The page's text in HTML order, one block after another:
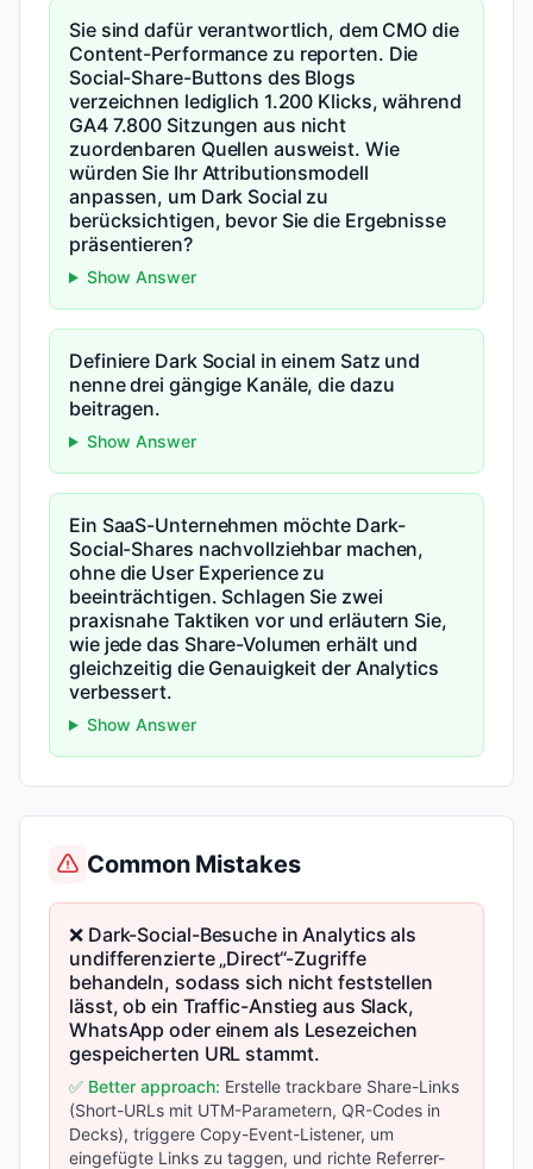
Sie sind dafür verantwortlich, dem CMO die
Content-Performance zu reporten. Die
Social-Share-Buttons des Blogs
verzeichnen lediglich 1.200 Klicks, während
GA4 7.800 Sitzungen aus nicht
zuordenbaren Quellen ausweist. Wie
würden Sie Ihr Attributionsmodell
anpassen, um Dark Social zu
berücksichtigen, bevor Sie die Ergebnisse
präsentieren?
Show Answer
Definiere Dark Social in einem Satz und
nenne drei gängige Kanäle, die dazu
beitragen.
Show Answer
Ein SaaS-Unternehmen möchte Dark-
Social-Shares nachvollziehbar machen,
ohne die User Experience zu
beeinträchtigen. Schlagen Sie zwei
praxisnahe Taktiken vor und erläutern Sie,
wie jede das Share-Volumen erhält und
gleichzeitig die Genauigkeit der Analytics
verbessert.
Show Answer
Common Mistakes
❌ Dark-Social-Besuche in Analytics als
undifferenzierte „Direct“-Zugriffe
behandeln, sodass sich nicht feststellen
lässt, ob ein Traffic-Anstieg aus Slack,
WhatsApp oder einem als Lesezeichen
gespeicherten URL stammt.
✅ Better approach: Erstelle trackbare Share-Links
(Short-URLs mit UTM-Parametern, QR-Codes in
Decks), triggere Copy-Event-Listener, um
eingefügte Links zu taggen, und richte Referrer-